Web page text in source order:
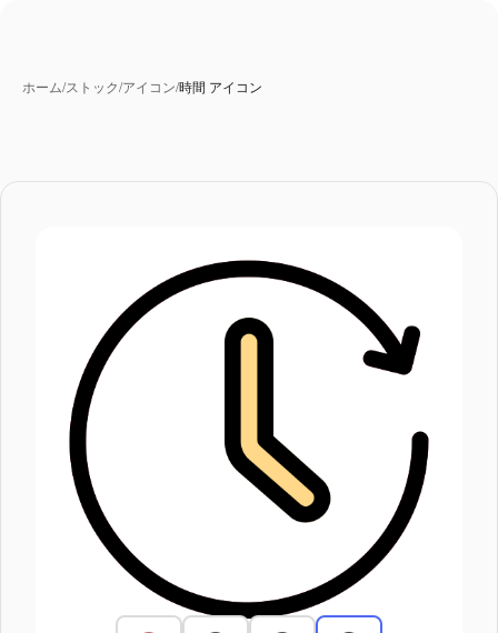
ホーム/ストック/アイコン/時間 アイコン